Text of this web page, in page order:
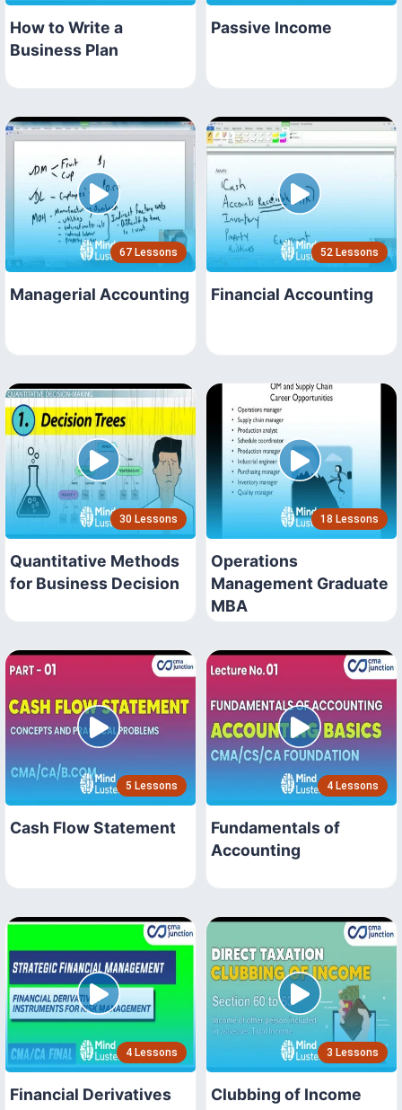
How to Write a
Business Plan
Passive Income
67 Lessons
Managerial Accounting
52 Lessons
Financial Accounting
30 Lessons
Quantitative Methods
for Business Decision
18 Lessons
Operations
Management Graduate
MBA
5 Lessons
Cash Flow Statement
4 Lessons
Fundamentals of
Accounting
4 Lessons
Financial Derivatives
3 Lessons
Clubbing of Income